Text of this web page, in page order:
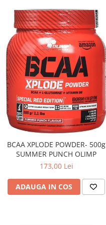
BCAA XPLODE POWDER- 500g
SUMMER PUNCH OLIMP
173,00 Lei
ADAUGA IN COS